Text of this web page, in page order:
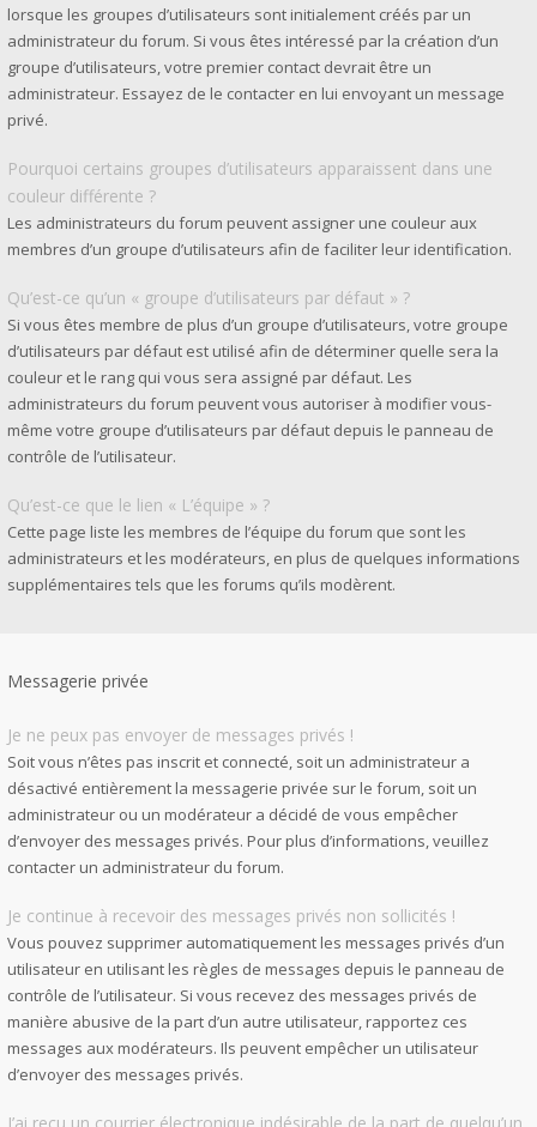
lorsque les groupes d’utilisateurs sont initialement créés par un
administrateur du forum. Si vous êtes intéressé par la création d’un
groupe d’utilisateurs, votre premier contact devrait être un
administrateur. Essayez de le contacter en lui envoyant un message
privé.
Pourquoi certains groupes d’utilisateurs apparaissent dans une
couleur différente ?
Les administrateurs du forum peuvent assigner une couleur aux
membres d’un groupe d’utilisateurs afin de faciliter leur identification.
Qu’est-ce qu’un « groupe d’utilisateurs par défaut » ?
Si vous êtes membre de plus d’un groupe d’utilisateurs, votre groupe
d’utilisateurs par défaut est utilisé afin de déterminer quelle sera la
couleur et le rang qui vous sera assigné par défaut. Les
administrateurs du forum peuvent vous autoriser à modifier vous-
même votre groupe d’utilisateurs par défaut depuis le panneau de
contrôle de l’utilisateur.
Qu’est-ce que le lien « L’équipe » ?
Cette page liste les membres de l’équipe du forum que sont les
administrateurs et les modérateurs, en plus de quelques informations
supplémentaires tels que les forums qu’ils modèrent.
Messagerie privée
Je ne peux pas envoyer de messages privés !
Soit vous n’êtes pas inscrit et connecté, soit un administrateur a
désactivé entièrement la messagerie privée sur le forum, soit un
administrateur ou un modérateur a décidé de vous empêcher
d’envoyer des messages privés. Pour plus d’informations, veuillez
contacter un administrateur du forum.
Je continue à recevoir des messages privés non sollicités !
Vous pouvez supprimer automatiquement les messages privés d’un
utilisateur en utilisant les règles de messages depuis le panneau de
contrôle de l’utilisateur. Si vous recevez des messages privés de
manière abusive de la part d’un autre utilisateur, rapportez ces
messages aux modérateurs. Ils peuvent empêcher un utilisateur
d’envoyer des messages privés.